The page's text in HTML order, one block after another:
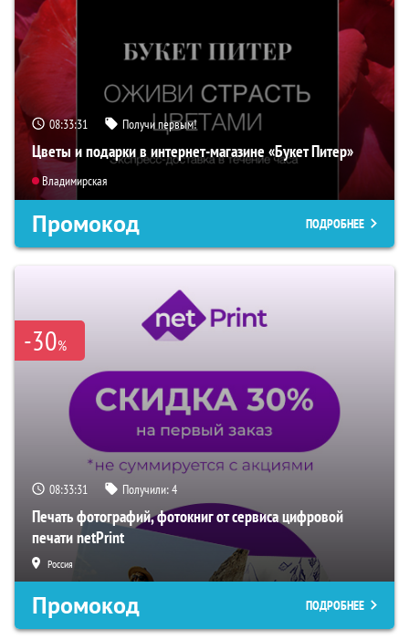
08:33:30 Получи первым!
Цветы и подарки в интернет-магазине «Букет Питер»
Владимирская
Промокод ПОДРОБНЕЕ
-30%
08:33:30 Получили:4
Печать фотографий, фотокниг от сервиса цифровой
печати netPrint
Россия
Промокод ПОДРОБНЕЕ